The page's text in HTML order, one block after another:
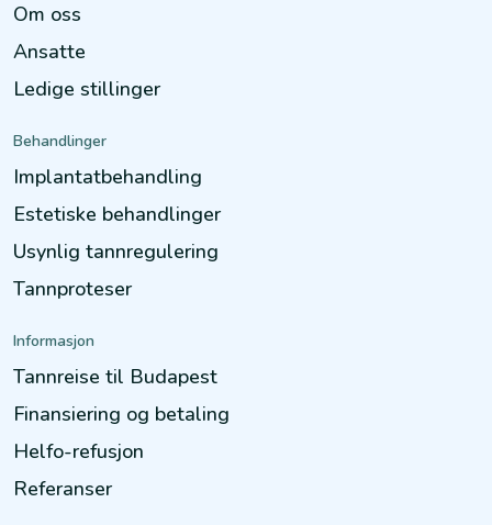
Om oss
Ansatte
Ledige stillinger
Behandlinger
Implantatbehandling
Estetiske behandlinger
Usynlig tannregulering
Tannproteser
Informasjon
Tannreise til Budapest
Finansiering og betaling
Helfo-refusjon
Referanser